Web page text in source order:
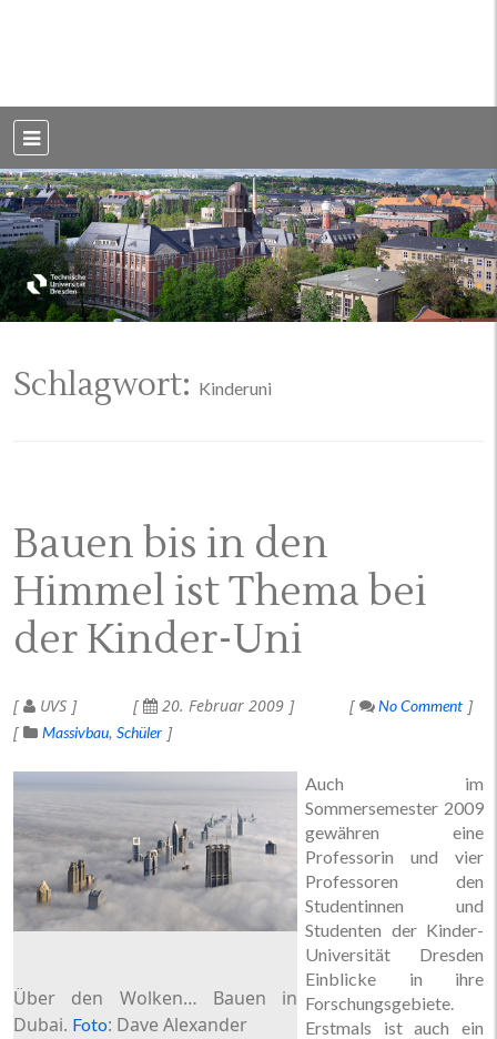
Dresden
Schlagwort: Kinderuni
Bauen bis in den
Himmel ist Thema bei
der Kinder-Uni
UVS 20. Februar 2009
No Comment
Massivbau Schüler
Über den Wolken… Bauen in
Dubai. Foto: Dave Alexander
Auch im
Sommersemester 2009
gewähren eine
Professorin und vier
Professoren den
Studentinnen und
Studenten der Kinder-
Universität Dresden
Einblicke in ihre
Forschungsgebiete.
Erstmals ist auch ein